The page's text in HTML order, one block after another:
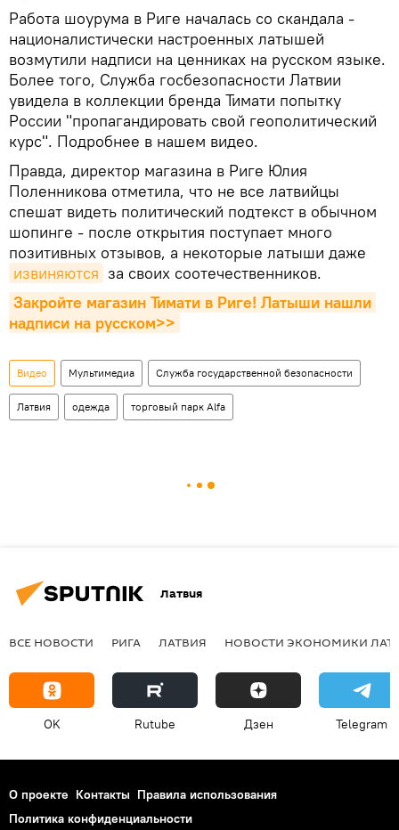
Работа шоурума в Риге началась со скандала -
националистически настроенных латышей
возмутили надписи на ценниках на русском языке.
Более того, Служба госбезопасности Латвии
увидела в коллекции бренда Тимати попытку
России "пропагандировать свой геополитический
курс". Подробнее в нашем видео.
Правда, директор магазина в Риге Юлия
Поленникова отметила, что не все латвийцы
спешат видеть политический подтекст в обычном
шопинге - после открытия поступает много
позитивных отзывов, а некоторые латыши даже
извиняются за своих соотечественников.
Закройте магазин Тимати в Риге! Латыши нашли
надписи на русском>>
Видео Мультимедиа Служба государственной безопасности
Латвия одежда торговый парк Alfa
Латвия
ВСЕ НОВОСТИ РИГА ЛАТВИЯ НОВОСТИ ЭКОНОМИКИ
OK Rutube Дзен Telegram
О проекте Контакты Правила использования
Политика конфиденциальности